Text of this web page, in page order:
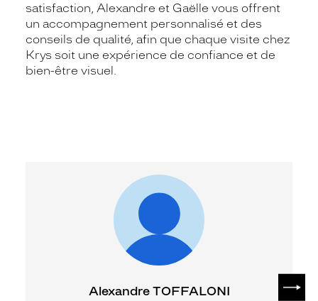
satisfaction, Alexandre et Gaëlle vous offrent
un accompagnement personnalisé et des
conseils de qualité, afin que chaque visite chez
Krys soit une expérience de confiance et de
bien-être visuel.
Alexandre TOFFALONI